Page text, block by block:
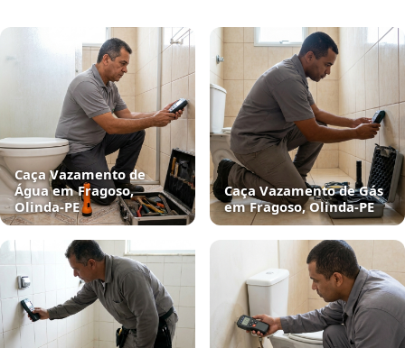
Caça Vazamento de
Água em Fragoso,
Olinda‑PE
Caça Vazamento de Gás
em Fragoso, Olinda‑PE